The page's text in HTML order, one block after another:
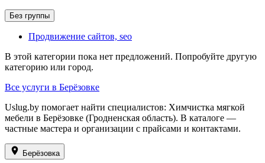
Без группы
Продвижение сайтов, seo
В этой категории пока нет предложений. Попробуйте другую
категорию или город.
Все услуги в Берёзовке
Uslug.by помогает найти специалистов: Химчистка мягкой
мебели в Берёзовке (Гродненская область). В каталоге —
частные мастера и организации с прайсами и контактами.
Берёзовка